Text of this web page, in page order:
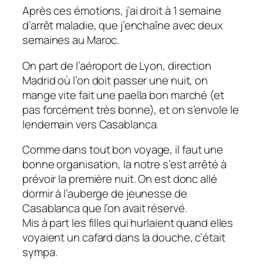
Après ces émotions, j’ai droit à 1 semaine
d’arrêt maladie, que j’enchaîne avec deux
semaines au Maroc.
On part de l’aéroport de Lyon, direction
Madrid où l’on doit passer une nuit, on
mange vite fait une paella bon marché (et
pas forcément très bonne), et on s’envole le
lendemain vers Casablanca.
Comme dans tout bon voyage, il faut une
bonne organisation, la notre s’est arrêté à
prévoir la première nuit. On est donc allé
dormir à l’auberge de jeunesse de
Casablanca que l’on avait réservé.
Mis à part les filles qui hurlaient quand elles
voyaient un cafard dans la douche, c’était
sympa.